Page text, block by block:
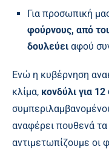
Για προσωπική
φούρνους, από
δουλεύει αφού
Ενώ η κυβέρνηση
κλίμα, κονδύλι για 12
αναφέρει πουθενά
αντιμετωπίζουμε οι